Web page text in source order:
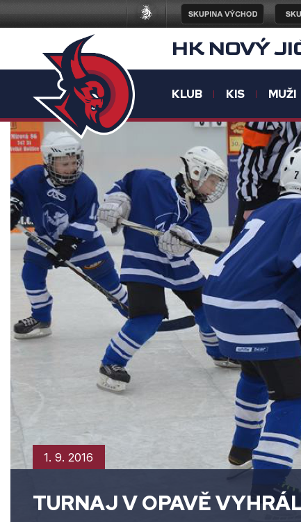
HK NOVÝ
KLUB KIS MUŽI
1. 9. 2016
TURNAJ V OPAVĚ